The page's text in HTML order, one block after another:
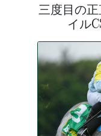
三度目の
イル